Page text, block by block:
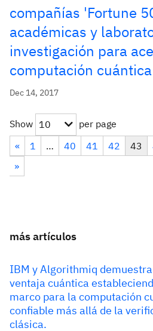
compañías 'Fortune
académicas y
investigación para
computación cuántica
Dec 14, 2017
Show 10
per page
«
1 … 40 41 42 43
»
más artículos
IBM y Algorithmiq
ventaja cuántica
marco para la computación
confiable más allá de la
clásica.